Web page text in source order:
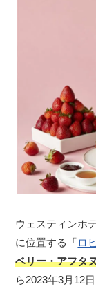
ウェスティンホ
に位置する「ロ
ベリー・アフタ
ら2023年3月12